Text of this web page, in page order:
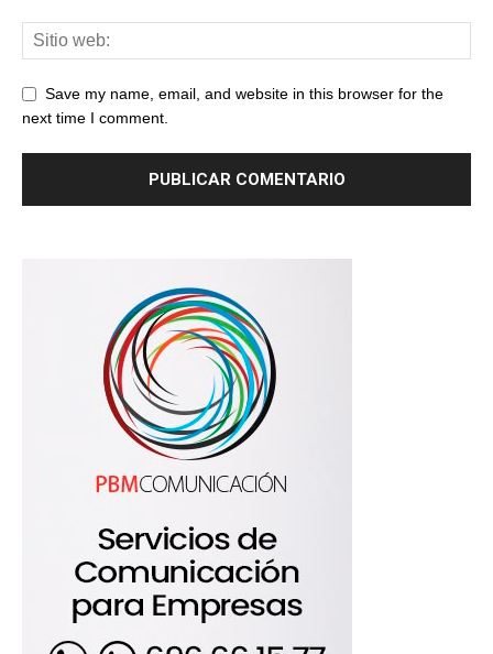
Save my name, email, and website in this browser for the
next time I comment.